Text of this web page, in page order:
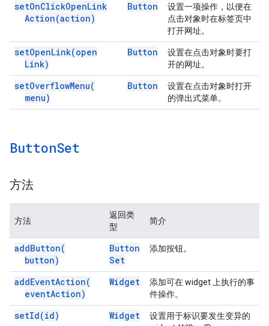
setOnClickOpenLink
Action(action)
Button
设置一项操作，以便在
点击对象时在标签页中
打开网址。
setOpenLink(open
Link)
Button
设置在点击对象时要打
开的网址。
setOverflowMenu(
menu)
Button
设置在点击对象时打开
的弹出式菜单。
ButtonSet
方法
方法
返回类
型
简介
addButton(
button)
Button
Set
添加按钮。
addEventAction(
eventAction)
Widget
添加可在 widget 上执行的事
件操作。
setId(id) Widget
设置用于标识要发生变异的